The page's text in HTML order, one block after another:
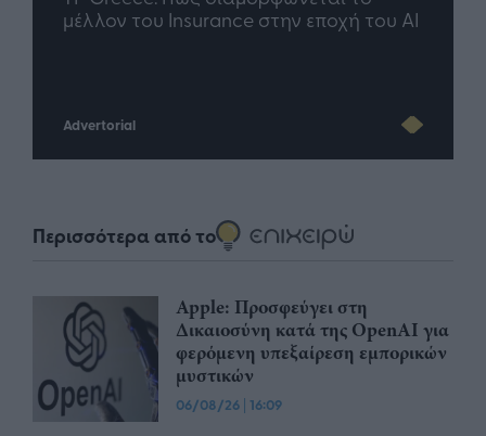
μέλλον του Insurance στην εποχή του AI
Advertorial
Περισσότερα από το
Apple: Προσφεύγει στη
Δικαιοσύνη κατά της OpenAI για
φερόμενη υπεξαίρεση εμπορικών
μυστικών
06/08/26 | 16:09